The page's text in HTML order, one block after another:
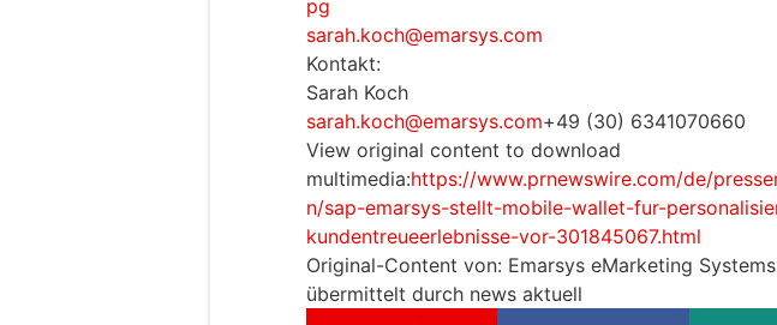
pg
sarah.koch@emarsys.com
Kontakt:
Sarah Koch
sarah.koch@emarsys.com+49 (30) 6341070660
View original content to download
multimedia:https://www.prnewswire.com/de/
n/sap-emarsys-stellt-mobile-wallet-fur-
kundentreueerlebnisse-vor-301845067.html
Original-Content von: Emarsys eMarketing
übermittelt durch news aktuell